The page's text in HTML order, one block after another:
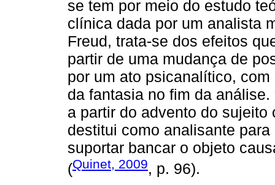
se tem por meio do estudo
clínica dada por um analista
Freud, trata-se dos efeitos
partir de uma mudança de
por um ato psicanalítico,
da fantasia no fim da
a partir do advento do
destitui como analisante
suportar bancar o objeto
(Quinet, 2009, p. 96).